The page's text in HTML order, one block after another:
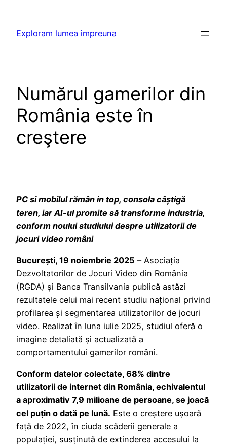
content
Exploram lumea impreuna
Numărul gamerilor din
România este în
creştere
PC si mobilul rămân in top, consola câștigă
teren, iar AI-ul promite să transforme industria,
conform noului studiului despre utilizatorii de
jocuri video români
București, 19 noiembrie 2025 – Asociația
Dezvoltatorilor de Jocuri Video din România
(RGDA) şi Banca Transilvania publică astăzi
rezultatele celui mai recent studiu național privind
profilarea și segmentarea utilizatorilor de jocuri
video. Realizat în luna iulie 2025, studiul oferă o
imagine detaliată și actualizată a
comportamentului gamerilor români.
Conform datelor colectate, 68% dintre
utilizatorii de internet din România, echivalentul
a aproximativ 7,9 milioane de persoane, se joacă
cel puțin o dată pe lună. Este o creștere ușoară
față de 2022, în ciuda scăderii generale a
populației, susținută de extinderea accesului la